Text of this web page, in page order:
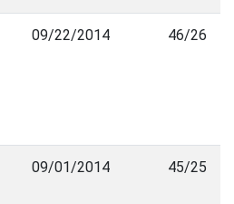
09/22/2014 46/26
09/01/2014 45/25